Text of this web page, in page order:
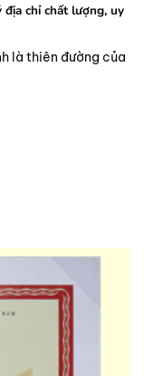
chỉ chất lượng, uy
là thiên đường của